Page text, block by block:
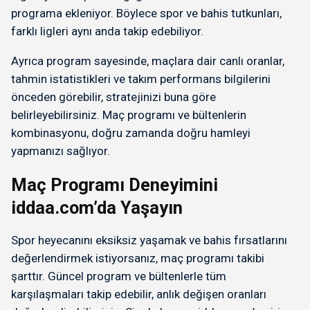
programa ekleniyor. Böylece spor ve bahis tutkunları,
farklı ligleri aynı anda takip edebiliyor.
Ayrıca program sayesinde, maçlara dair canlı oranlar,
tahmin istatistikleri ve takım performans bilgilerini
önceden görebilir, stratejinizi buna göre
belirleyebilirsiniz. Maç programı ve bültenlerin
kombinasyonu, doğru zamanda doğru hamleyi
yapmanızı sağlıyor.
Maç Programı Deneyimini
iddaa.com’da Yaşayın
Spor heyecanını eksiksiz yaşamak ve bahis fırsatlarını
değerlendirmek istiyorsanız, maç programı takibi
şarttır. Güncel program ve bültenlerle tüm
karşılaşmaları takip edebilir, anlık değişen oranları